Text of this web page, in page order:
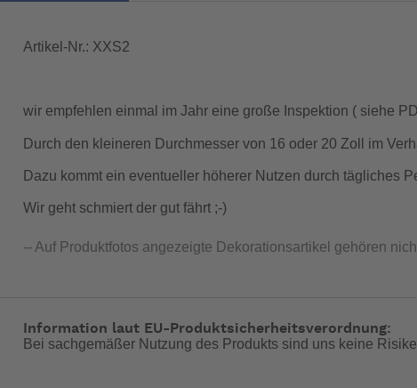
Artikel-Nr.: XXS2
wir empfehlen einmal im Jahr eine große Inspektion ( siehe
Durch den kleineren Durchmesser von 16 oder 20 Zoll im
Dazu kommt ein eventueller höherer Nutzen durch tägliches
Wir geht schmiert der gut fährt ;-)
-- Auf Produktfotos angezeigte Dekorationsartikel gehören
Information laut EU-Produktsicherheitsverordnung:
Bei sachgemäßer Nutzung des Produkts sind uns keine